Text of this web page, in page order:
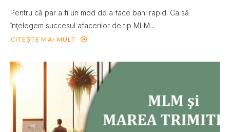
Pentru că par a fi un mod de a face bani rapid. Ca să
înţelegem succesul afacerilor de tip MLM...
CITEȘTE MAI MULT